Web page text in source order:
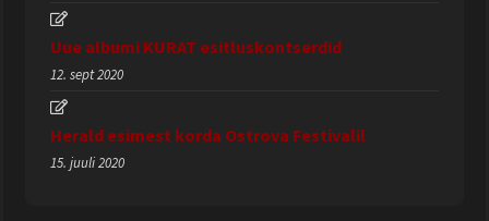
Uue albumi KURAT esitluskontserdid
12. sept 2020
Herald esimest korda Ostrova Festivalil
15. juuli 2020